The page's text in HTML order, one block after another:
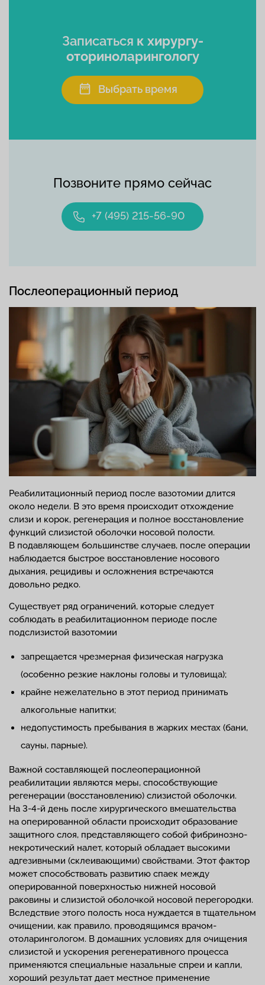
Позвоните прямо сейчас
+7 (495) 215-56-90
Записаться к хирургу-
оториноларингологу
Выбрать время
Послеоперационный период
Реабилитационный период после вазотомии длится
около недели. В это время происходит отхождение
слизи и корок, регенерация и полное восстановление
функций слизистой оболочки носовой полости.
В подавляющем большинстве случаев, после операции
наблюдается быстрое восстановление носового
дыхания, рецидивы и осложнения встречаются
довольно редко.
Существует ряд ограничений, которые следует
соблюдать в реабилитационном периоде после
подслизистой вазотомии
запрещается чрезмерная физическая нагрузка
(особенно резкие наклоны головы и туловища);
крайне нежелательно в этот период принимать
алкогольные напитки;
недопустимость пребывания в жарких местах (бани,
сауны, парные).
Важной составляющей послеоперационной
реабилитации являются меры, способствующие
регенерации (восстановлению) слизистой оболочки.
На 3-4-й день после хирургического вмешательства
на оперированной области происходит образование
защитного слоя, представляющего собой фибринозно-
некротический налет, который обладает высокими
адгезивными (склеивающими) свойствами. Этот фактор
может способствовать развитию спаек между
оперированной поверхностью нижней носовой
раковины и слизистой оболочкой носовой перегородки.
Вследствие этого полость носа нуждается в тщательном
очищении, как правило, проводящимся врачом-
отоларингологом. В домашних условиях для очищения
слизистой и ускорения регенеративного процесса
применяются специальные назальные спреи и капли,
хороший результат дает местное применение